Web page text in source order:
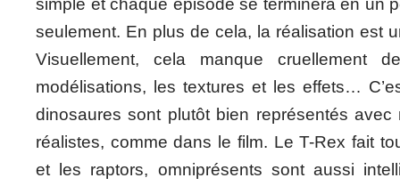
seulement. En plus de cela, la réalisation est
Visuellement, cela manque cruellement
modélisations, les textures et les effets…
dinosaures sont plutôt bien représentés avec
réalistes, comme dans le film. Le T-Rex fait
et les raptors, omniprésents sont aussi